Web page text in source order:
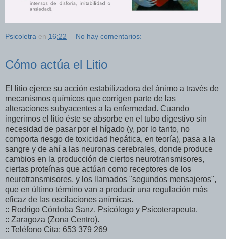
Psicoletra en 16:22 No hay comentarios:
Cómo actúa el Litio
El litio ejerce su acción estabilizadora del ánimo a través de
mecanismos químicos que corrigen parte de las
alteraciones subyacentes a la enfermedad. Cuando
ingerimos el litio éste se absorbe en el tubo digestivo sin
necesidad de pasar por el hígado (y, por lo tanto, no
comporta riesgo de toxicidad hepática, en teoría), pasa a la
sangre y de ahí a las neuronas cerebrales, donde produce
cambios en la producción de ciertos neurotransmisores,
ciertas proteínas que actúan como receptores de los
neurotransmisores, y los llamados "segundos mensajeros",
que en último término van a producir una regulación más
eficaz de las oscilaciones anímicas.
:: Rodrigo Córdoba Sanz. Psicólogo y Psicoterapeuta.
:: Zaragoza (Zona Centro).
:: Teléfono Cita: 653 379 269